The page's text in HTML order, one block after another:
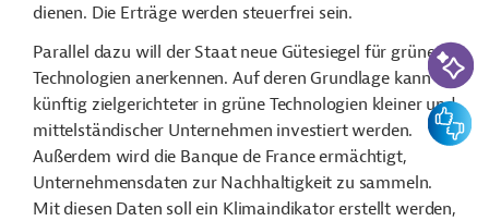
dienen. Die Erträge werden steuerfrei sein.
Parallel dazu will der Staat neue Gütesiegel für grüne
Technologien anerkennen. Auf deren Grundlage kann
künftig zielgerichteter in grüne Technologien kleiner und
mittelständischer Unternehmen investiert werden.
Außerdem wird die Banque de France ermächtigt,
Unternehmensdaten zur Nachhaltigkeit zu sammeln.
Mit diesen Daten soll ein Klimaindikator erstellt werden,
KI-